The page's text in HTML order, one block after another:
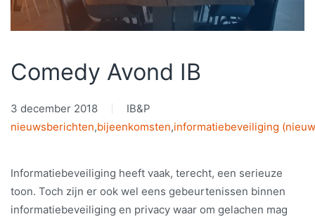
Comedy Avond IB
3 december 2018
IB&P
nieuwsberichten,bijeenkomsten,informatiebeveiliging
Informatiebeveiliging heeft vaak, terecht, een serieuze
toon. Toch zijn er ook wel eens gebeurtenissen binnen
informatiebeveiliging en privacy waar om gelachen mag